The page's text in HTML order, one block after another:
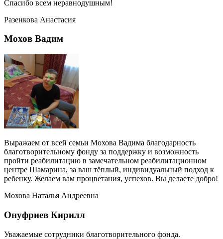
Спасибо всем неравнодушным!
Разенкова Анастасия
Мохов Вадим
Выражаем от всей семьи Мохова Вадима благодарность
благотворительному фонду за поддержку и возможность
пройти реабилитацию в замечательном реабилитационном
центре Шамарина, за ваш тёплый, индивидуальный подход к
ребенку. Желаем вам процветания, успехов. Вы делаете добро!
Мохова Наталья Андреевна
Онуфриев Кирилл
Уважаемые сотрудники благотворительного фонда.